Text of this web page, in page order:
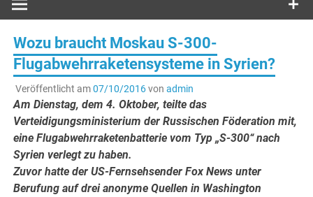
Wozu braucht Moskau S-300-
Flugabwehrraketensysteme in Syrien?
Veröffentlicht am07/10/2016von admin
Am Dienstag, dem 4. Oktober, teilte das
Verteidigungsministerium der Russischen Föderation mit,
eine Flugabwehrraketenbatterie vom Typ „S-300“ nach
Syrien verlegt zu haben.
Zuvor hatte der US-Fernsehsender Fox News unter
Berufung auf drei anonyme Quellen in Washington